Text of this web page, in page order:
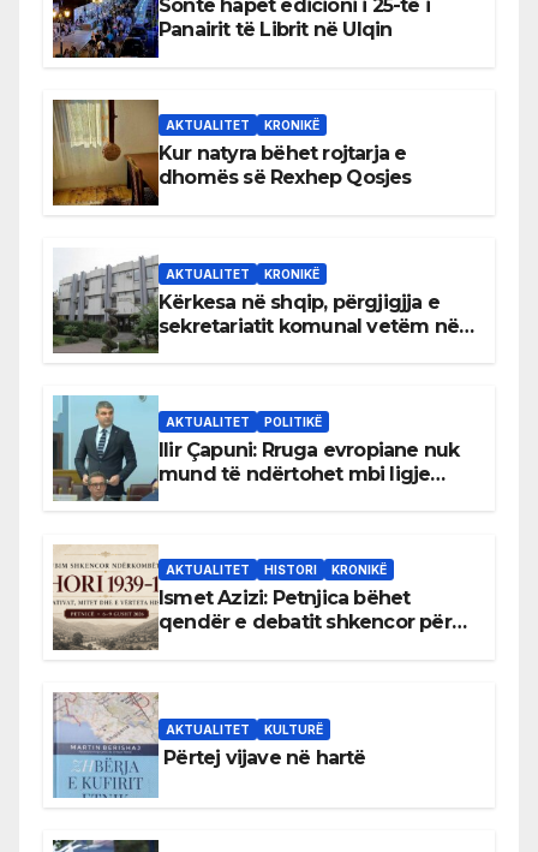
Sonte hapet edicioni i 25-të i
Panairit të Librit në Ulqin
AKTUALITET KRONIKË
Kur natyra bëhet rojtarja e
dhomës së Rexhep Qosjes
AKTUALITET KRONIKË
Kërkesa në shqip, përgjigjja e
sekretariatit komunal vetëm në
AKTUALITET POLITIKË
Ilir Çapuni: Rruga evropiane nuk
mund të ndërtohet mbi ligje
AKTUALITET HISTORI KRONIKË
Ismet Azizi: Petnjica bëhet
qendër e debatit shkencor për
AKTUALITET KULTURË
Përtej vijave në hartë